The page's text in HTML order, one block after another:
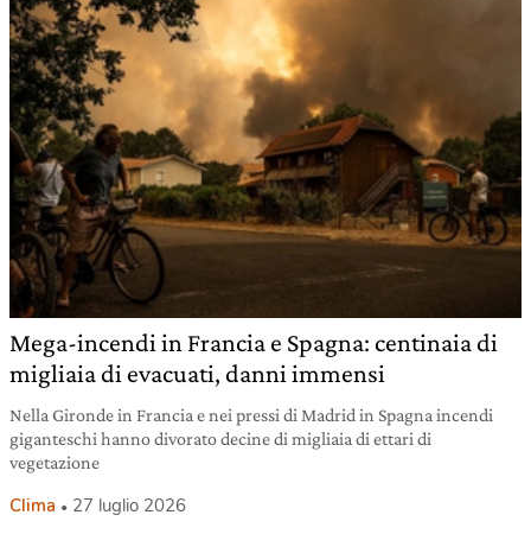
Mega-incendi in Francia e Spagna: centinaia di
migliaia di evacuati, danni immensi
Nella Gironde in Francia e nei pressi di Madrid in Spagna incendi
giganteschi hanno divorato decine di migliaia di ettari di
vegetazione
Clima 27 luglio 2026